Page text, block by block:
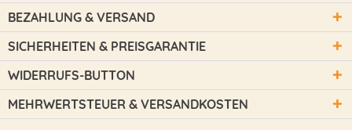
BEZAHLUNG & VERSAND
SICHERHEITEN & PREISGARANTIE
WIDERRUFS-BUTTON
MEHRWERTSTEUER & VERSANDKOSTEN